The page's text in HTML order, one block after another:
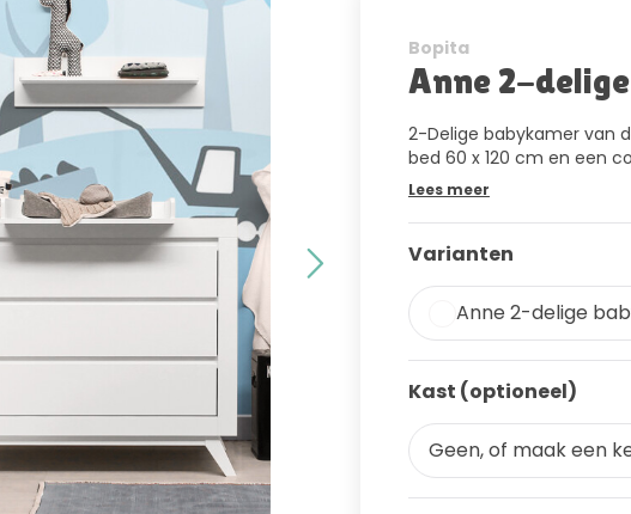
Bopita
Anne 2-
2-Delige babykamer van
bed 60 x 120 cm en een
Lees meer
Varianten
Anne 2-delige
Kast (optioneel)
Geen, of maak een